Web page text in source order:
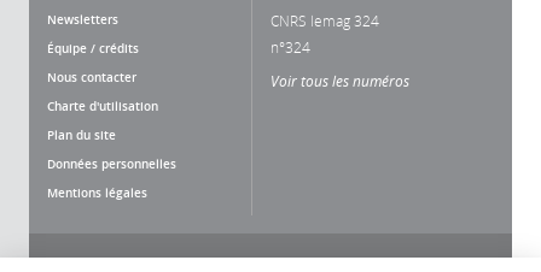
Newsletters
Équipe / crédits
Nous contacter
Charte d'utilisation
Plan du site
Données personnelles
Mentions légales
CNRS lemag 324
n°324
Voir tous les numéros